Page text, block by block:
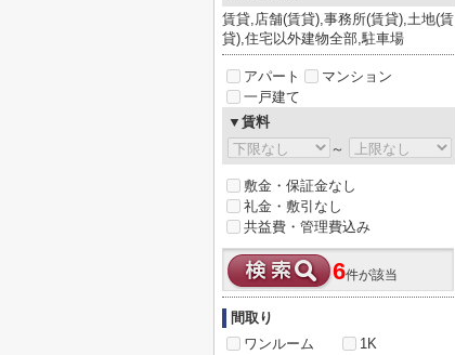
賃貸,店舗(賃貸),事務所(賃貸),土地(賃
貸),住宅以外建物全部,駐車場
アパート
マンション
一戸建て
▼賃料
～
敷金・保証金なし
礼金・敷引なし
共益費・管理費込み
6件が該当
間取り
ワンルーム
1K